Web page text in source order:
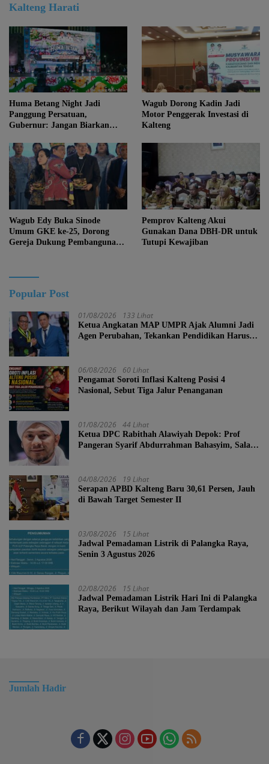
Kalteng Harati
Huma Betang Night Jadi
Panggung Persatuan,
Gubernur: Jangan Biarkan
Kalteng
Wagub Dorong Kadin Jadi
Motor Penggerak Investasi di
Kalteng
Wagub Edy Buka Sinode
Umum GKE ke-25, Dorong
Gereja Dukung Pembangunan
Pemprov Kalteng Akui
Gunakan Dana DBH-DR untuk
Tutupi Kewajiban
Popular Post
01/08/2026 133 Lihat
Ketua Angkatan MAP UMPR Ajak Alumni Jadi
Agen Perubahan, Tekankan Pendidikan Harus
06/08/2026 60 Lihat
Pengamat Soroti Inflasi Kalteng Posisi 4
Nasional, Sebut Tiga Jalur Penanganan
01/08/2026 44 Lihat
Ketua DPC Rabithah Alawiyah Depok: Prof
Pangeran Syarif Abdurrahman Bahasyim, Salah
04/08/2026 19 Lihat
Serapan APBD Kalteng Baru 30,61 Persen, Jauh
di Bawah Target Semester II
03/08/2026 15 Lihat
Jadwal Pemadaman Listrik di Palangka Raya,
Senin 3 Agustus 2026
02/08/2026 15 Lihat
Jadwal Pemadaman Listrik Hari Ini di Palangka
Raya, Berikut Wilayah dan Jam Terdampak
Jumlah Hadir